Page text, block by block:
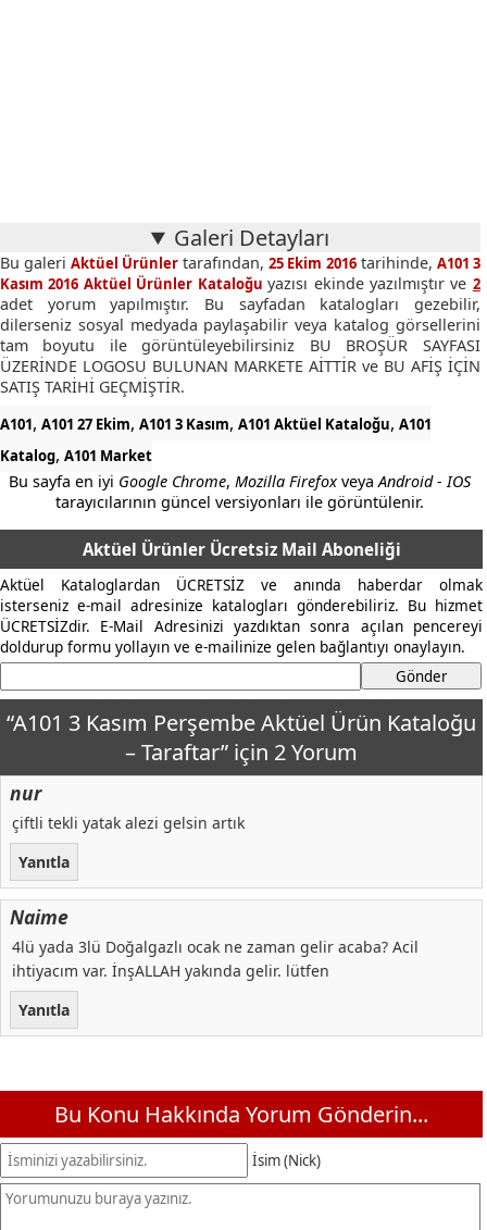
Galeri Detayları
Bu galeriAktüel Ürünler tarafından,25 Ekim 2016tarihinde, A101 3
Kasım 2016 Aktüel Ürünler Kataloğuyazısı ekinde yazılmıştır ve 2
adet yorum yapılmıştır. Bu sayfadan katalogları gezebilir,
dilerseniz sosyal medyada paylaşabilir veya katalog görsellerini
tam boyutu ile görüntüleyebilirsiniz BU BROŞÜR SAYFASI
ÜZERİNDE LOGOSU BULUNAN MARKETE AİTTİR ve BU AFİŞ İÇİN
SATIŞ TARİHİ GEÇMİŞTİR.
A101, A101 27 Ekim, A101 3 Kasım, A101 Aktüel Kataloğu, A101
Katalog, A101 Market
Bu sayfa en iyi Google Chrome,Mozilla Firefox veyaAndroid - IOS
tarayıcılarının güncel versiyonları ile görüntülenir.
Aktüel Ürünler Ücretsiz Mail Aboneliği
Aktüel Kataloglardan ÜCRETSİZ ve anında haberdar olmak
isterseniz e-mail adresinize katalogları gönderebiliriz. Bu hizmet
ÜCRETSİZdir. E-Mail Adresinizi yazdıktan sonra açılan pencereyi
doldurup formu yollayın ve e-mailinize gelen bağlantıyı onaylayın.
“A101 3 Kasım Perşembe Aktüel Ürün Kataloğu
– Taraftar” için 2 Yorum
nur
çiftli tekli yatak alezi gelsin artık
Yanıtla
Naime
4lü yada 3lü Doğalgazlı ocak ne zaman gelir acaba? Acil
ihtiyacım var. İnşALLAH yakında gelir. lütfen
Yanıtla
Bu Konu Hakkında Yorum Gönderin...
İsim (Nick)